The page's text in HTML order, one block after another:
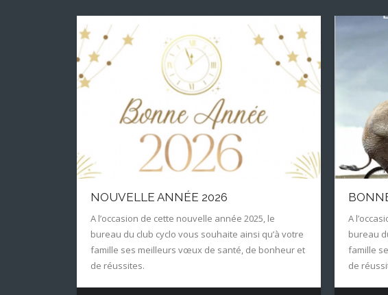
NOUVELLE ANNÉE 2026
A l’occasion de cette nouvelle année 2025, le
bureau du club cyclo vous souhaite ainsi qu’à votre
famille ses meilleurs vœux de santé, de bonheur et
de réussites.
A
bureau
famille
de